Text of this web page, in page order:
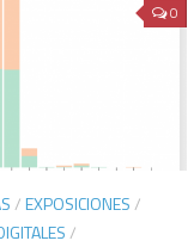
0
/EXPOSICIONES/
/